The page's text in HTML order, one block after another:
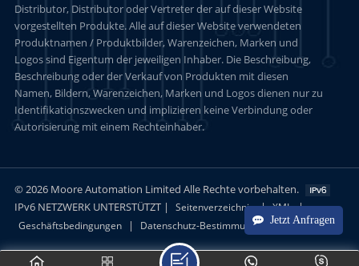
Jetzt Anfragen
Distributor, Distributor oder Vertreter der auf dieser Website
vorgestellten Produkte. Alle auf dieser Website verwendeten
Produktnamen / Produktbilder, Warenzeichen, Marken und
Logos sind Eigentum der jeweiligen Inhaber. Die Beschreibung,
Beschreibung oder der Verkauf von Produkten mit diesen
Namen, Bildern, Warenzeichen, Marken und Logos dienen nur zu
Identifikationszwecken und implizieren keine Verbindung oder
Autorisierung mit einem Rechteinhaber.
© 2026 Moore Automation Limited Alle Rechte vorbehalten.
IPv6 NETZWERK UNTERSTÜTZT |
Seitenverzeichnis | XML |
Geschäftsbedingungen | Datenschutz-Bestimmungen